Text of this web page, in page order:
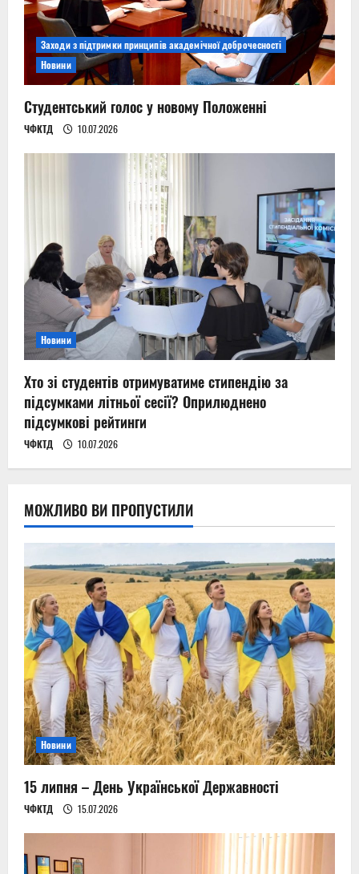
Заходи з підтримки принципів академічної доброчесності
Новини
Студентський голос у новому Положенні
ЧФКТД 10.07.2026
Новини
Хто зі студентів отримуватиме стипендію за
підсумками літньої сесії? Оприлюднено
підсумкові рейтинги
ЧФКТД 10.07.2026
МОЖЛИВО ВИ ПРОПУСТИЛИ
Новини
15 липня – День Української Державності
ЧФКТД 15.07.2026